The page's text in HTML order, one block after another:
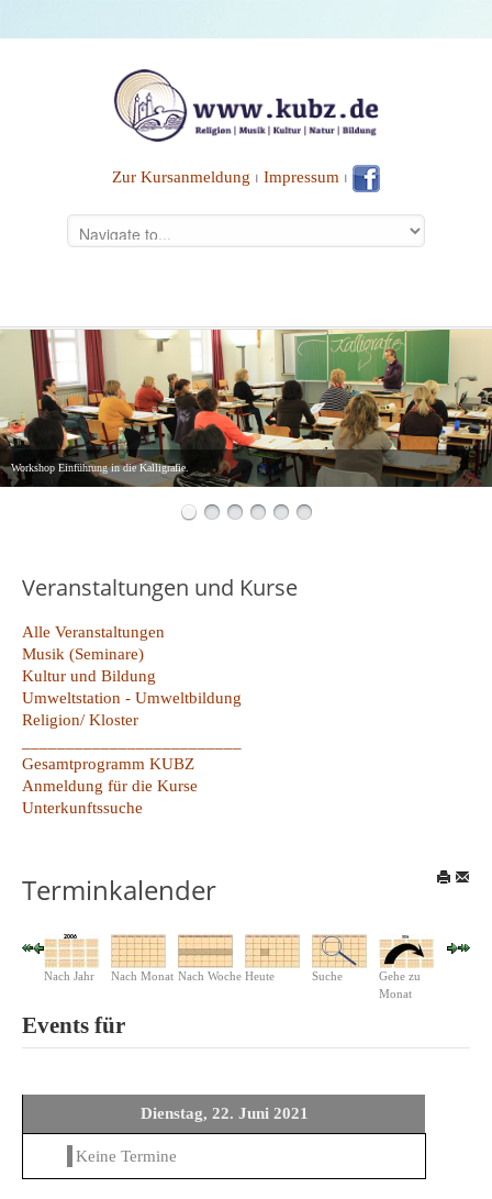
Zur Kursanmeldung ⏐ Impressum ⏐
Workshop Einführung in die Kalligrafie.
Veranstaltungen und Kurse
Alle Veranstaltungen
Musik (Seminare)
Kultur und Bildung
Umweltstation - Umweltbildung
Religion/ Kloster
Gesamtprogramm KUBZ
Anmeldung für die Kurse
Unterkunftssuche
Terminkalender
Nach Jahr Nach Monat Nach Woche Heute Suche
Gehe zu
Monat
Events für
Dienstag, 22. Juni 2021
Keine Termine